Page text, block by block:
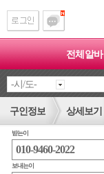
전체알바
구인정보 상세보기
받는이
보내는이